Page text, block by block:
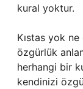
kural yoktur.
Kıstas yok
özgürlük
herhangi bir
kendinizi